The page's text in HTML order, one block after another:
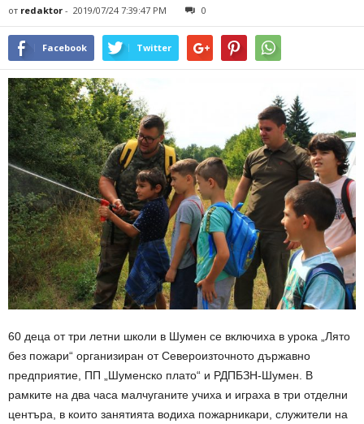
от redaktor - 2019/07/24 7:39:47 PM 0
Facebook Twitter
60 деца от три летни школи в Шумен се включиха в урока „Лято
без пожари“ организиран от Североизточното държавно
предприятие, ПП „Шуменско плато“ и РДПБЗН-Шумен. В
рамките на два часа малчуганите учиха и играха в три отделни
центъра, в които занятията водиха пожарникари, служители на